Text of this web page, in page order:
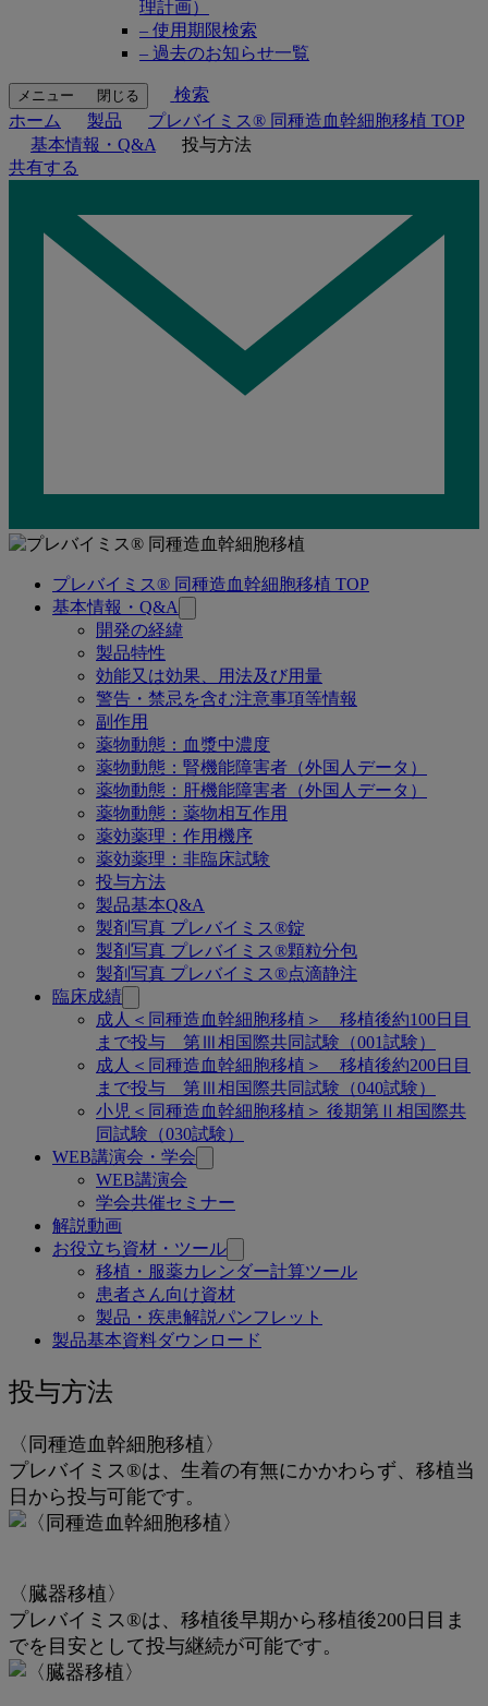
理計画）
– 使用期限検索
– 過去のお知らせ一覧
メニュー 閉じる
検索
ホーム
製品
プレバイミス® 同種造血幹細胞移植 TOP
基本情報・Q&A
投与方法
共有する
プレバイミス® 同種造血幹細胞移植 TOP
基本情報・Q&A
開発の経緯
製品特性
効能又は効果、用法及び用量
警告・禁忌を含む注意事項等情報
副作用
薬物動態：血漿中濃度
薬物動態：腎機能障害者（外国人データ）
薬物動態：肝機能障害者（外国人データ）
薬物動態：薬物相互作用
薬効薬理：作用機序
薬効薬理：非臨床試験
投与方法
製品基本Q&A
製剤写真 プレバイミス®錠
製剤写真 プレバイミス®顆粒分包
製剤写真 プレバイミス®点滴静注
臨床成績
成人＜同種造血幹細胞移植＞ 移植後約100日目
まで投与 第Ⅲ相国際共同試験（001試験）
成人＜同種造血幹細胞移植＞ 移植後約200日目
まで投与 第Ⅲ相国際共同試験（040試験）
小児＜同種造血幹細胞移植＞ 後期第Ⅱ相国際共
同試験（030試験）
WEB講演会・学会
WEB講演会
学会共催セミナー
解説動画
お役立ち資材・ツール
移植・服薬カレンダー計算ツール
患者さん向け資材
製品・疾患解説パンフレット
製品基本資料ダウンロード
投
方
法
投与方法
〈同種造血幹細胞移植〉
プレバイミス®は、生着の有無にかかわらず、移植当
日から投与可能です。
〈臓器移植〉
プレバイミス®は、移植後早期から移植後200日目ま
でを目安として投与継続が可能です。